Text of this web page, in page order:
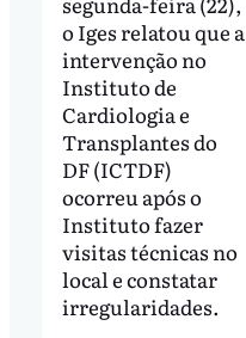
o Iges relatou que a
intervenção no
Instituto de
Cardiologia e
Transplantes do
DF (ICTDF)
ocorreu após o
Instituto fazer
visitas técnicas no
local e constatar
irregularidades.